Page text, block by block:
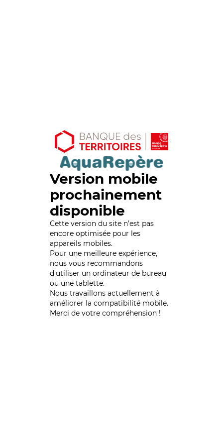
Version mobile
prochainement
disponible
Cette version du site n’est pas
encore optimisée pour les
appareils mobiles.
Pour une meilleure expérience,
nous vous recommandons
d'utiliser un ordinateur de bureau
ou une tablette.
Nous travaillons actuellement à
améliorer la compatibilité mobile.
Merci de votre compréhension !